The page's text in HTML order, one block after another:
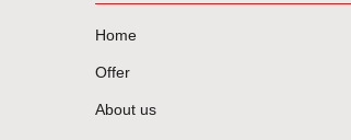
Home
Offer
About us